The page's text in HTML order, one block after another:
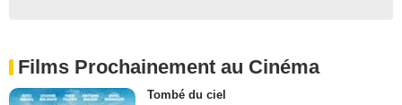
Films Prochainement au Cinéma
Tombé du ciel